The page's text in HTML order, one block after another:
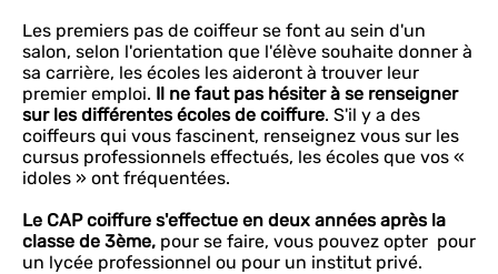
Les premiers pas de coiffeur se font au sein d'un
salon, selon l'orientation que l'élève souhaite donner à
sa carrière, les écoles les aideront à trouver leur
premier emploi. Il ne faut pas hésiter à se renseigner
sur les différentes écoles de coiffure. S'il y a des
coiffeurs qui vous fascinent, renseignez vous sur les
cursus professionnels effectués, les écoles que vos «
idoles » ont fréquentées.
Le CAP coiffure s'effectue en deux années après la
classe de 3ème, pour se faire, vous pouvez opter pour
un lycée professionnel ou pour un institut privé.